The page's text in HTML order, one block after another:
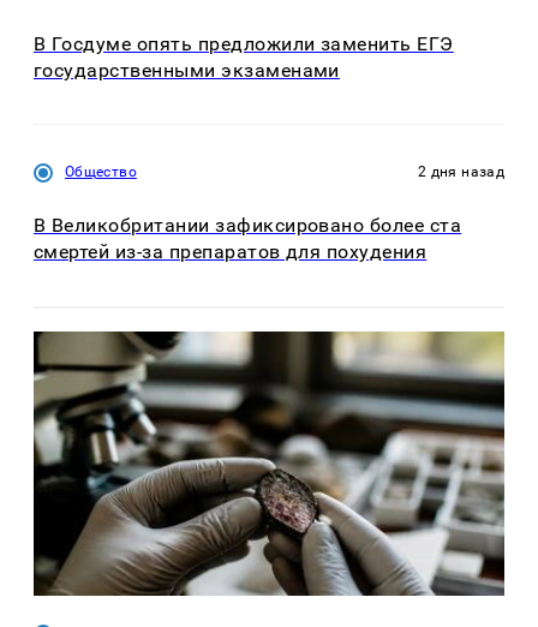
В Госдуме опять предложили заменить ЕГЭ
государственными экзаменами
Общество 2 дня назад
В Великобритании зафиксировано более ста
смертей из-за препаратов для похудения